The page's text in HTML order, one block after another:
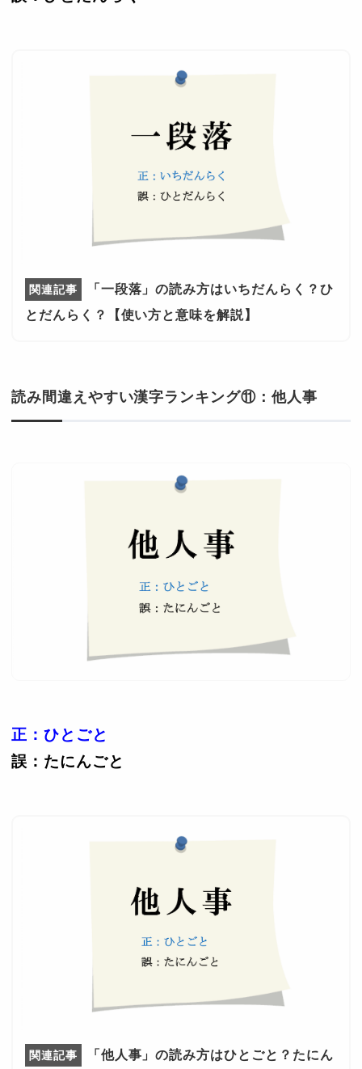
「一段落」の読み方はいちだんらく？ひ
とだんらく？【使い方と意味を解説】
読み間違えやすい漢字ランキング⑪：他人事
正：ひとごと
誤：たにんごと
「他人事」の読み方はひとごと？たにん